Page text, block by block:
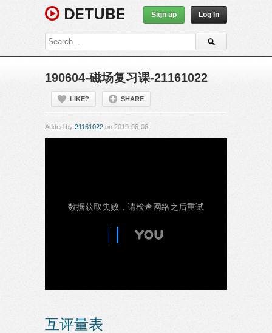
Sign up Log In
190604-磁场复习课-21161022
LIKE? SHARE
Added by 21161022 on 2019-06-06
互评量表